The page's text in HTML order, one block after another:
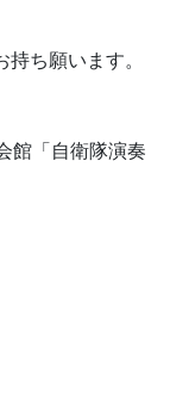
ち願います。
館「自衛隊演奏